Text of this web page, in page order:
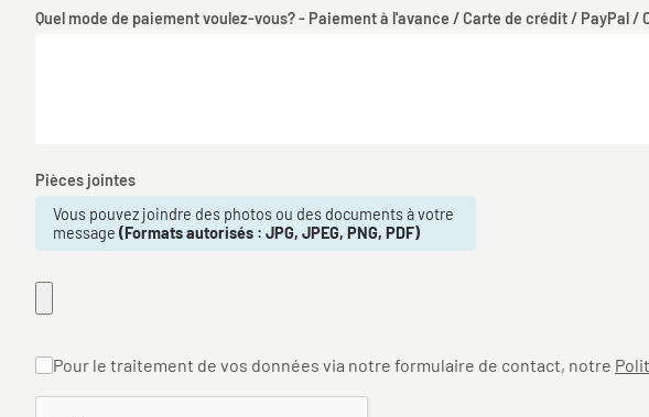
Quel mode de paiement voulez-vous? - Paiement à l'avance / Carte de crédit / PayPal /
Pièces jointes
Vous pouvez joindre des photos ou des documents à votre
message (Formats autorisés : JPG, JPEG, PNG, PDF)
Pour le traitement de vos données via notre formulaire de contact, notre